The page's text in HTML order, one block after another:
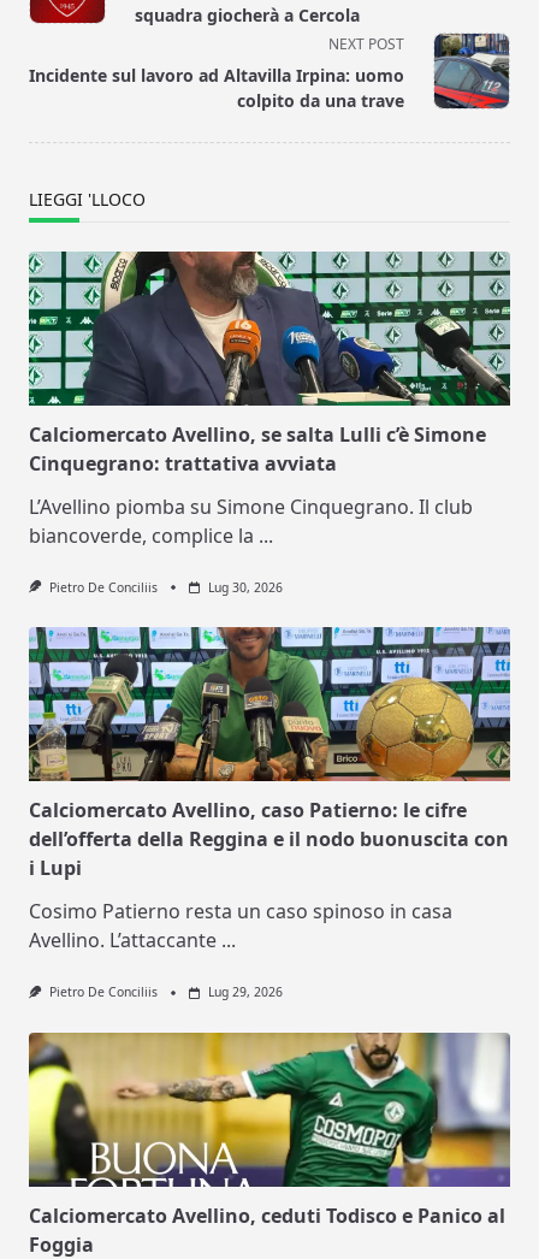
subtitle
reader-
squadra giocherà a Cercola
NEXT POST
Incidente sul lavoro ad Altavilla Irpina: uomo
colpito da una trave
LIEGGI 'LLOCO
Calciomercato Avellino, se salta Lulli c’è Simone
Cinquegrano: trattativa avviata
L’Avellino piomba su Simone Cinquegrano. Il club
biancoverde, complice la ...
Pietro De Conciliis Lug 30, 2026
Calciomercato Avellino, caso Patierno: le cifre
dell’offerta della Reggina e il nodo buonuscita con
i Lupi
Cosimo Patierno resta un caso spinoso in casa
Avellino. L’attaccante ...
Pietro De Conciliis Lug 29, 2026
Calciomercato Avellino, ceduti Todisco e Panico al
Foggia